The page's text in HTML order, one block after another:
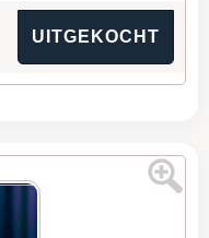
UITGEKOCHT